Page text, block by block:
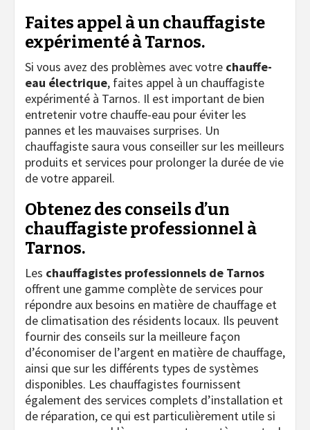
Faites appel à un chauffagiste
expérimenté à Tarnos.
Si vous avez des problèmes avec votre chauffe-
eau électrique, faites appel à un chauffagiste
expérimenté à Tarnos. Il est important de bien
entretenir votre chauffe-eau pour éviter les
pannes et les mauvaises surprises. Un
chauffagiste saura vous conseiller sur les meilleurs
produits et services pour prolonger la durée de vie
de votre appareil.
Obtenez des conseils d’un
chauffagiste professionnel à
Tarnos.
Les chauffagistes professionnels de Tarnos
offrent une gamme complète de services pour
répondre aux besoins en matière de chauffage et
de climatisation des résidents locaux. Ils peuvent
fournir des conseils sur la meilleure façon
d’économiser de l’argent en matière de chauffage,
ainsi que sur les différents types de systèmes
disponibles. Les chauffagistes fournissent
également des services complets d’installation et
de réparation, ce qui est particulièrement utile si